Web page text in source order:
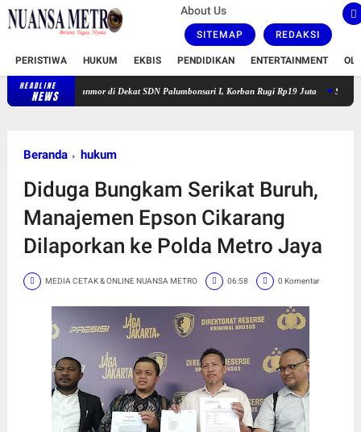
About Us
SITEMAP REDAKSI
PERISTIWA HUKUM EKBIS PENDIDIKAN ENTERTAINMENT
HEADLINE
NEWS
Curanmor di Dekat SDN Palumbonsari I, Korban Rugi Rp19 Juta Satlantas Polresta
Beranda hukum
Diduga Bungkam Serikat Buruh,
Manajemen Epson Cikarang
Dilaporkan ke Polda Metro Jaya
MEDIA CETAK & ONLINE NUANSA METRO 06:58 0 Komentar